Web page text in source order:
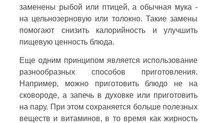
заменены рыбой или птицей, а обычная мука -
на цельнозерновую или толокно. Такие замены
помогают снизить калорийность и улучшить
пищевую ценность блюда.
Еще одним принципом является использование
разнообразных способов приготовления.
Например, можно приготовить блюдо не на
сковороде, а запечь в духовке или приготовить
на пару. При этом сохраняется больше полезных
веществ и витаминов, в то время как жирность